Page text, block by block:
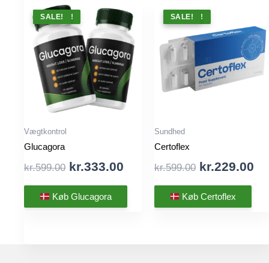
TILBUD !
SALE!
Vægtkontrol
Glucagora
kr.599.00 Original
price
was:
kr.333.00 Current
price
Køb Glucagora
TILBUD !
SALE!
Sundhed
Certoflex
kr.599.00 Original
price
was:
kr.229.00
Køb Certoflex